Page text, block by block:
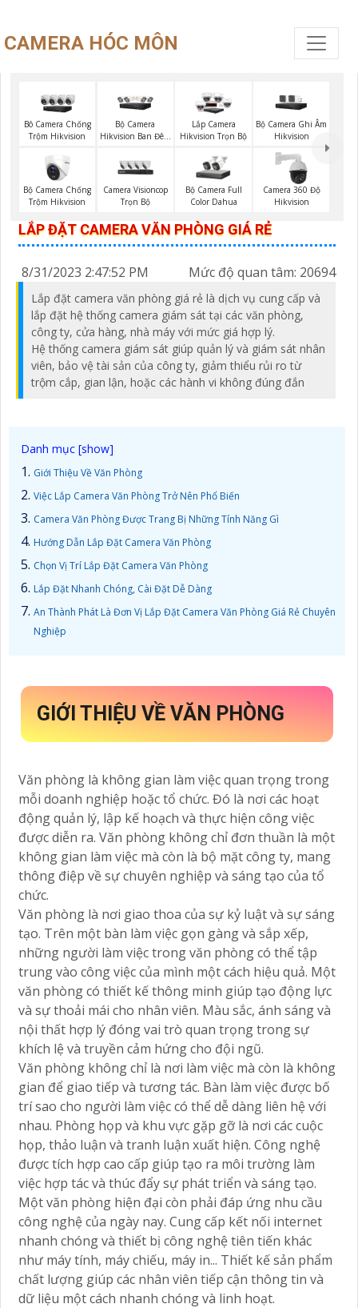
CAMERA HÓC MÔN
Bô Camera Chống
Trộm Hikvision
Bộ Camera
Hikvision Ban Đêm
Lắp Camera
Hikvision Trọn Bộ
Bộ Camera Ghi Âm
Hikvision
Bộ Camera Chống
Trộm Hikvision
Camera Visioncop
Trọn Bộ
Bộ Camera Full
Color Dahua
Camera 360 Độ
Hikvision
LẮP ĐẶT CAMERA VĂN PHÒNG GIÁ RẺ
8/31/2023 2:47:52 PM Mức độ quan tâm: 20694
Lắp đặt camera văn phòng giá rẻ là dịch vụ cung cấp và
lắp đặt hệ thống camera giám sát tại các văn phòng,
công ty, cửa hàng, nhà máy với mức giá hợp lý.
Hệ thống camera giám sát giúp quản lý và giám sát nhân
viên, bảo vệ tài sản của công ty, giảm thiểu rủi ro từ
trộm cắp, gian lận, hoặc các hành vi không đúng đắn
Giới Thiệu Về Văn Phòng
Việc Lắp Camera Văn Phòng Trở Nên Phổ Biến
Camera Văn Phòng Được Trang Bị Những Tính Năng Gì
Hướng Dẫn Lắp Đặt Camera Văn Phòng
Chọn Vị Trí Lắp Đặt Camera Văn Phòng
Lắp Đặt Nhanh Chóng, Cài Đặt Dễ Dàng
An Thành Phát Là Đơn Vị Lắp Đặt Camera Văn Phòng Giá Rẻ Chuyên
Nghiệp
GIỚI THIỆU VỀ VĂN PHÒNG
Văn phòng là không gian làm việc quan trọng trong
mỗi doanh nghiệp hoặc tổ chức. Đó là nơi các hoạt
động quản lý, lập kế hoạch và thực hiện công việc
được diễn ra. Văn phòng không chỉ đơn thuần là một
không gian làm việc mà còn là bộ mặt công ty, mang
thông điệp về sự chuyên nghiệp và sáng tạo của tổ
chức.
Văn phòng là nơi giao thoa của sự kỷ luật và sự sáng
tạo. Trên một bàn làm việc gọn gàng và sắp xếp,
những người làm việc trong văn phòng có thể tập
trung vào công việc của mình một cách hiệu quả. Một
văn phòng có thiết kế thông minh giúp tạo động lực
và sự thoải mái cho nhân viên. Màu sắc, ánh sáng và
nội thất hợp lý đóng vai trò quan trọng trong sự
khích lệ và truyền cảm hứng cho đội ngũ.
Văn phòng không chỉ là nơi làm việc mà còn là không
gian để giao tiếp và tương tác. Bàn làm việc được bố
trí sao cho người làm việc có thể dễ dàng liên hệ với
nhau. Phòng họp và khu vực gặp gỡ là nơi các cuộc
họp, thảo luận và tranh luận xuất hiện. Công nghệ
được tích hợp cao cấp giúp tạo ra môi trường làm
việc hợp tác và thúc đẩy sự phát triển và sáng tạo.
Một văn phòng hiện đại còn phải đáp ứng nhu cầu
công nghệ của ngày nay. Cung cấp kết nối internet
nhanh chóng và thiết bị công nghệ tiên tiến khác
như máy tính, máy chiếu, máy in... Thiết kế sản phẩm
chất lượng giúp các nhân viên tiếp cận thông tin và
dữ liệu một cách nhanh chóng và linh hoạt.